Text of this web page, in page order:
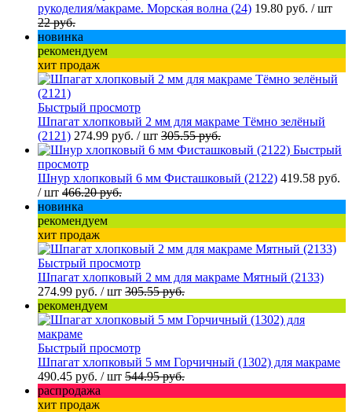
рукоделия/макраме. Морская волна (24) 19.80 руб. / шт
22 руб.
новинка
рекомендуем
хит продаж
Быстрый просмотр
Шпагат хлопковый 2 мм для макраме Тёмно зелёный
(2121) 274.99 руб. / шт 305.55 руб.
Быстрый
просмотр
Шнур хлопковый 6 мм Фисташковый (2122) 419.58 руб.
/ шт 466.20 руб.
новинка
рекомендуем
хит продаж
Быстрый просмотр
Шпагат хлопковый 2 мм для макраме Мятный (2133)
274.99 руб. / шт 305.55 руб.
рекомендуем
Быстрый просмотр
Шпагат хлопковый 5 мм Горчичный (1302) для макраме
490.45 руб. / шт 544.95 руб.
распродажа
хит продаж